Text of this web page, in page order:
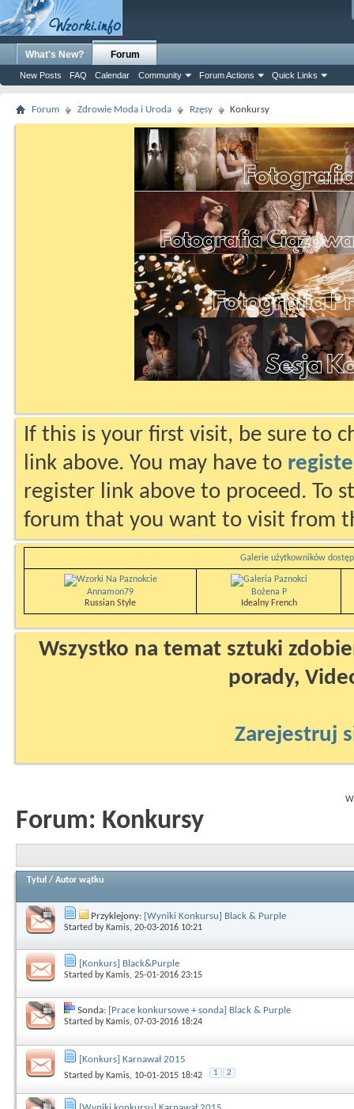
What's New? Forum
New Posts FAQ Calendar Community Forum Actions Quick Links
Forum Zdrowie Moda i Uroda Rzęsy Konkursy
If this is your first visit, be sure to
link above. You may have to
register link above to proceed. To
forum that you want to visit from
Galerie użytkowników
Annamon79
Russian Style
Bożena P
Idealny French
Wszystko na temat sztuki
porady,
Zarejestruj
Forum: Konkursy
Tytuł / Autor wątku
Przyklejony: [Wyniki Konkursu] Black & Purple
Started by Kamis, 20-03-2016 10:21
[Konkurs] Black&Purple
Started by Kamis, 25-01-2016 23:15
Sonda: [Prace konkursowe + sonda] Black & Purple
Started by Kamis, 07-03-2016 18:24
[Konkurs] Karnawał 2015
Started by Kamis, 10-01-2015 18:42 1 2